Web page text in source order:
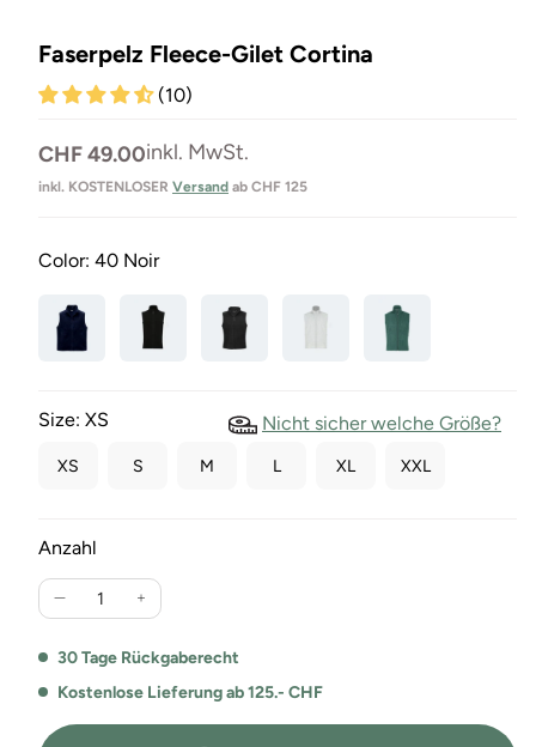
Faserpelz Fleece-Gilet Cortina
(10)
Normaler
Preis
CHF 49.00inkl. MwSt.
inkl. KOSTENLOSER Versand ab CHF 125
Color: 40 Noir
Size: XS Nicht sicher welche Größe?
XS S M L XL XXL
Anzahl
Verringere
Menge
für
Fleece-
Erhöhe
Menge
für
Faserpelz
30 Tage Rückgaberecht
Kostenlose Lieferung ab 125.- CHF